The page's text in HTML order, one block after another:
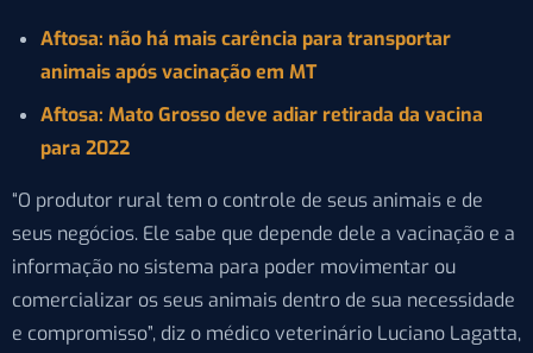
Aftosa: não há mais carência para transportar
animais após vacinação em MT
Aftosa: Mato Grosso deve adiar retirada da vacina
para 2022
“O produtor rural tem o controle de seus animais e de
seus negócios. Ele sabe que depende dele a vacinação e a
informação no sistema para poder movimentar ou
comercializar os seus animais dentro de sua necessidade
e compromisso”, diz o médico veterinário Luciano Lagatta,